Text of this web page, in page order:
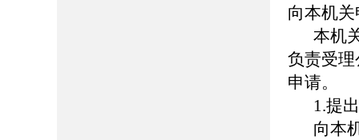
向本机
本机
负责受
申请。
1.提
向本